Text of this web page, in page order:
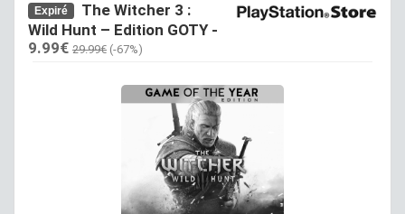
Expiré
The Witcher 3 :
Wild Hunt – Edition GOTY -
9.99€ 29.99€ (-67%)